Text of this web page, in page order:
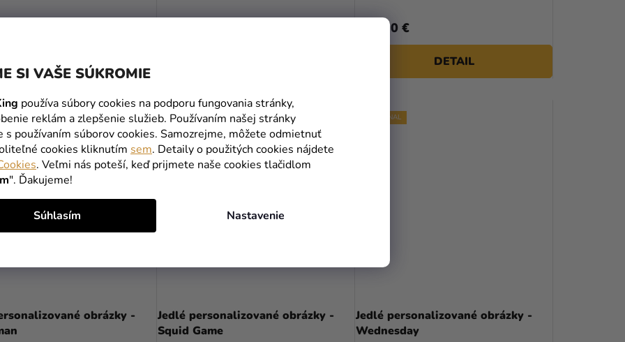
SI VAŠE SÚKROMIE
používa súbory cookies na podporu fungovania stránky,
reklám a zlepšenie služieb. Používaním našej stránky
s používaním súborov cookies. Samozrejme, môžete odmietnuť
cookies kliknutím sem. Detaily o použitých cookies nájdete
. Veľmi nás poteší, keď prijmete naše cookies tlačidlom
". Ďakujeme!
Nastavenie
Súhlasím
DETAIL
5,30 €
DETAIL
obrázky -
Jedlé personalizované obrázky -
Squid Game
PERSONAL
Jedlé personalizované obrázky -
Wednesday